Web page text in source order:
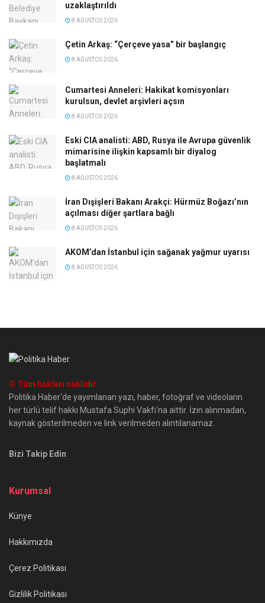
uzaklaştırıldı
8 AĞUSTOS 2026
Çetin Arkaş: “Çerçeve yasa” bir başlangıç
8 AĞUSTOS 2026
Cumartesi Anneleri: Hakikat komisyonları
kurulsun, devlet arşivleri açsın
8 AĞUSTOS 2026
Eski CIA analisti: ABD, Rusya ile Avrupa güvenlik
mimarisine ilişkin kapsamlı bir diyalog
başlatmalı
8 AĞUSTOS 2026
İran Dışişleri Bakanı Arakçi: Hürmüz Boğazı’nın
açılması diğer şartlara bağlı
8 AĞUSTOS 2026
AKOM’dan İstanbul için sağanak yağmur uyarısı
8 AĞUSTOS 2026
© Tüm hakları saklıdır
Politika Haber'de yayımlanan yazı, haber, fotoğraf ve videoların
her türlü telif hakkı Mustafa Suphi Vakfı'na aittir. İzin alınmadan,
kaynak gösterilmeden ve link verilmeden alıntılanamaz.
Bizi Takip Edin
Kurumsal
Künye
Hakkımızda
Çerez Politikası
Gizlilik Politikası